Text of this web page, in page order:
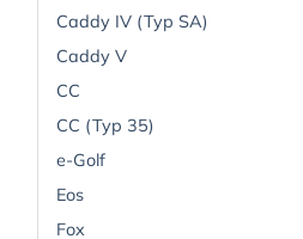
Caddy IV (Typ SA)
Caddy V
CC
CC (Typ 35)
e-Golf
Eos
Fox